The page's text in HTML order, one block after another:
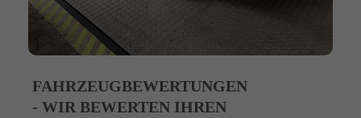
FAHRZEUGBEWERTUNGEN
- WIR BEWERTEN IHREN